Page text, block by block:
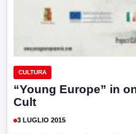
CULTURA
“Young Europe” in
Cult
3 LUGLIO 2015